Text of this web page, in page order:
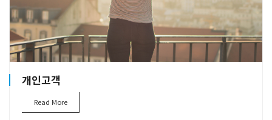
개인고객
Read More